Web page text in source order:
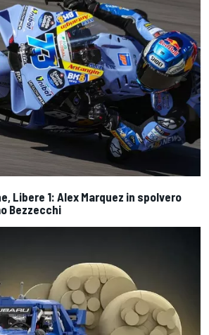
Libere 1: Alex Marquez in spolvero
Bezzecchi